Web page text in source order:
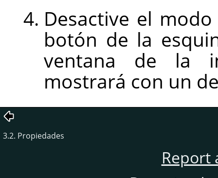
Desactive el
botón de la
ventana de la
mostrará con un
3.2. Propiedades
Report